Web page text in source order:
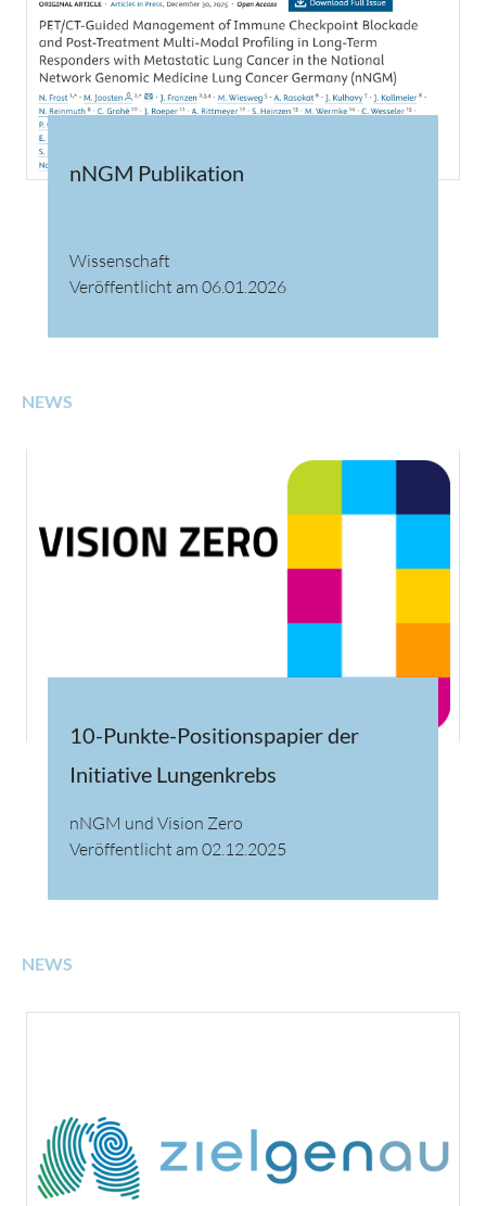
nNGM Publikation
Wissenschaft
Veröffentlicht am 06.01.2026
NEWS
10-Punkte-Positionspapier der
Initiative Lungenkrebs
nNGM und Vision Zero
Veröffentlicht am 02.12.2025
NEWS